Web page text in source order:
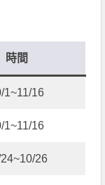
時間
1~11/16
1~11/16
26